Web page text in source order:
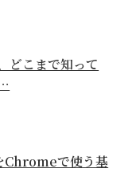
どこまで知って
Chromeで使う基